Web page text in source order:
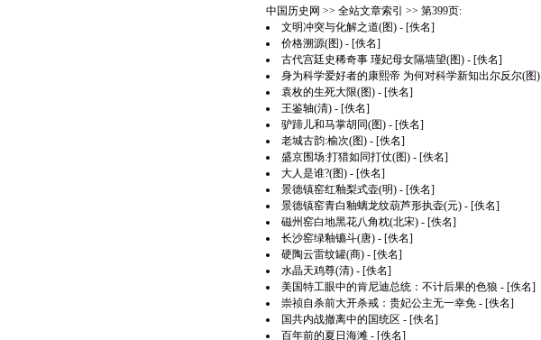
中国历史网 >> 全站文章索引 >> 第399页:
文明冲突与化解之道(图) - [佚名]
价格溯源(图) - [佚名]
古代宫廷史稀奇事 瑾妃母女隔墙望(图) - [佚名]
身为科学爱好者的康熙帝 为何对科学新知出尔反尔(图)
袁枚的生死大限(图) - [佚名]
王鉴轴(清) - [佚名]
驴蹄儿和马掌胡同(图) - [佚名]
老城古韵:榆次(图) - [佚名]
盛京围场:打猎如同打仗(图) - [佚名]
大人是谁?(图) - [佚名]
景德镇窑红釉梨式壶(明) - [佚名]
景德镇窑青白釉螭龙纹葫芦形执壶(元) - [佚名]
磁州窑白地黑花八角枕(北宋) - [佚名]
长沙窑绿釉镳斗(唐) - [佚名]
硬陶云雷纹罐(商) - [佚名]
水晶天鸡尊(清) - [佚名]
美国特工眼中的肯尼迪总统：不计后果的色狼 - [佚名]
崇祯自杀前大开杀戒：贵妃公主无一幸免 - [佚名]
国共内战撤离中的国统区 - [佚名]
百年前的夏日海滩 - [佚名]